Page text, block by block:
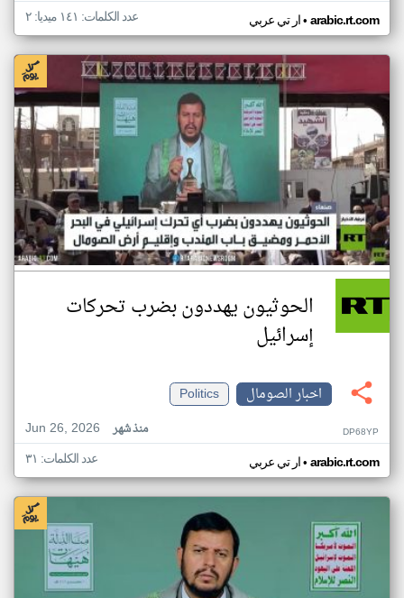
ار تي عربي• arabic.rt.com عدد الكلمات: ١٤١ ميديا: ٢
الحوثيون يهددون بضرب تحركات
إسرائيل
اخبار الصومال
Politics
Jun 26, 2026
منذ شهر DP68YP
ار تي عربي• arabic.rt.com عدد الكلمات: ٣١